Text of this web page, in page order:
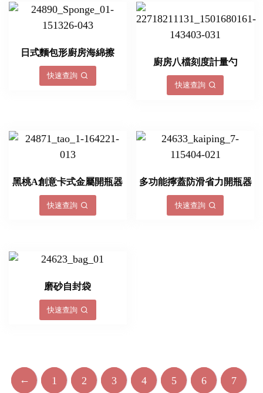
日式麵包形廚房海綿擦
快速查詢
廚房八檔刻度計量勺
快速查詢
黑桃A創意卡式金屬開瓶器
快速查詢
多功能擰蓋防滑省力開瓶器
快速查詢
磨砂自封袋
快速查詢
← 1 2 3 4 5 6 7